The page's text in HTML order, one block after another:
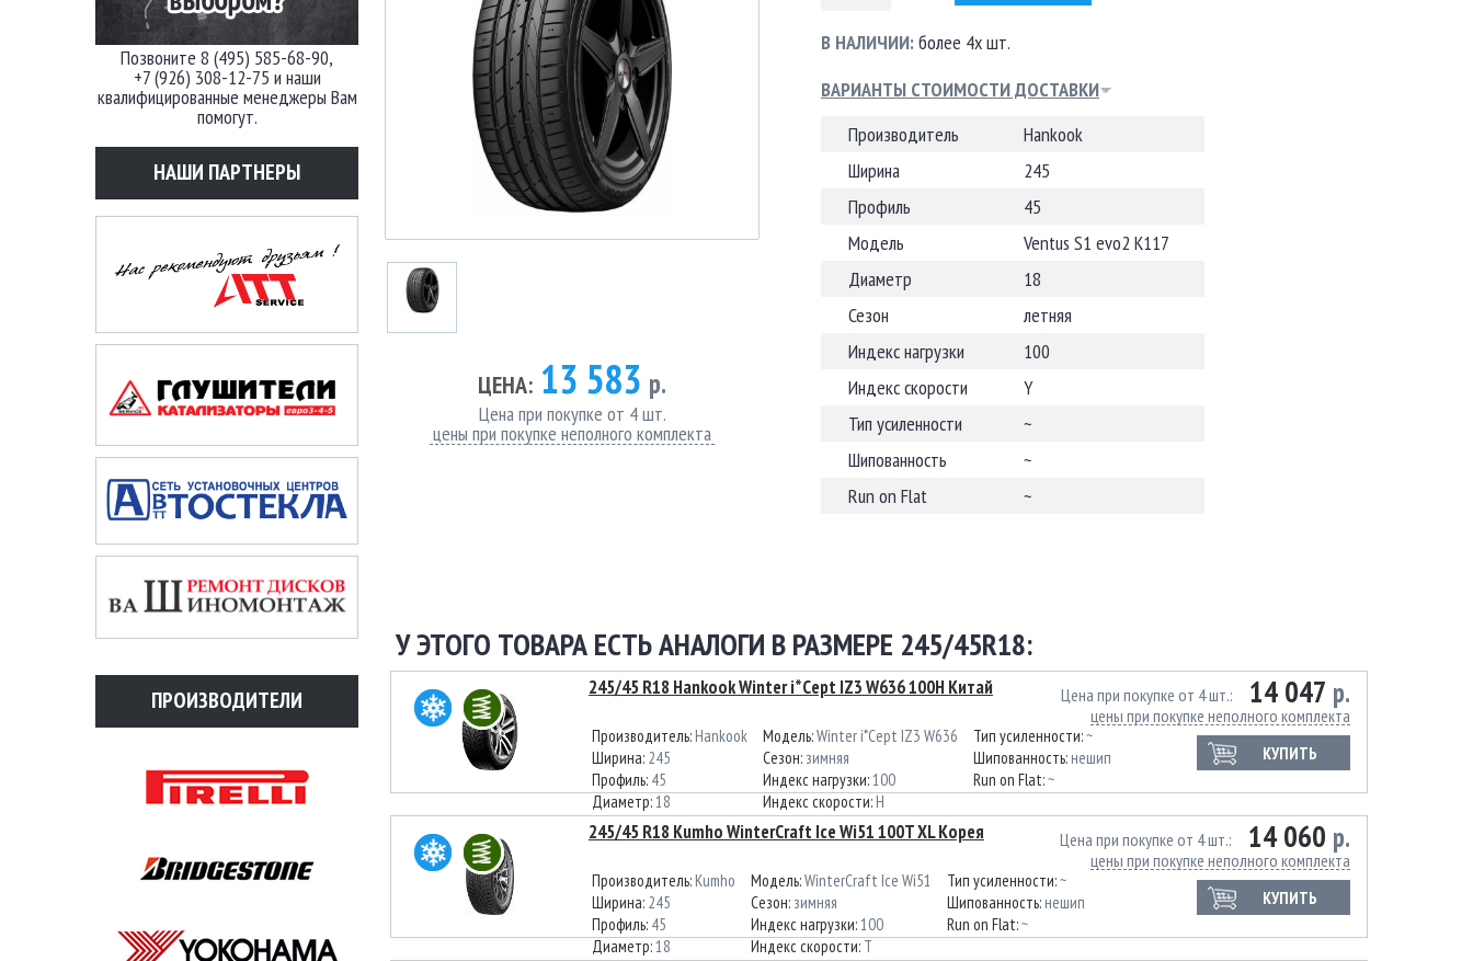
Позвоните 8 (495) 585-68-90,
+7 (926) 308-12-75 и наши
квалифицированные менеджеры Вам
помогут.
НАШИ ПАРТНЕРЫ
ПРОИЗВОДИТЕЛИ
ЦЕНА: 13 583 р.
Цена при покупке от 4 шт.
цены при покупке неполного комплекта
В НАЛИЧИИ:более 4х шт.
ВАРИАНТЫ СТОИМОСТИ ДОСТАВКИ
Производитель
Hankook
Ширина
245
Профиль
45
Модель
Ventus S1 evo2 K117
Диаметр
18
Сезон
летняя
Индекс нагрузки
100
Индекс скорости
Y
Тип усиленности
~
Шипованность
~
Run on Flat
~
У ЭТОГО ТОВАРА ЕСТЬ АНАЛОГИ В РАЗМЕРЕ 245/45R18:
245/45 R18 Hankook Winter i*Cept IZ3 W636 100H Китай 14 047 р.
Цена при покупке от 4 шт.
цены при покупке неполного комплекта
КУПИТЬ
Производитель: Hankook
Ширина: 245
Профиль: 45
Диаметр:18
Модель:Winter i*Cept IZ3 W636
Сезон: зимняя
Индекс нагрузки:100
Индекс скорости: H
Тип усиленности:~
Шипованность: нешип
Run on Flat:~
245/45 R18 Kumho WinterCraft Ice Wi51 100T XL Корея 14 060 р.
Цена при покупке от 4 шт.
цены при покупке неполного комплекта
КУПИТЬ
Производитель: Kumho
Ширина: 245
Профиль: 45
Диаметр:18
Модель:WinterCraft Ice Wi51
Сезон: зимняя
Индекс нагрузки:100
Индекс скорости: T
Тип усиленности:~
Шипованность: нешип
Run on Flat:~